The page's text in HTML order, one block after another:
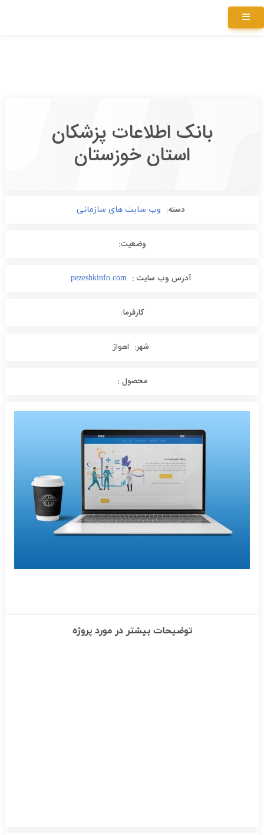
بانک اطلاعات پزشکان
استان خوزستان
دسته: وب سایت های سازمانی
وضعیت:
آدرس وب سایت : pezeshkinfo.com
کارفرما:
شهر: اهواز
محصول :
توضیحات بیشتر در مورد پروژه